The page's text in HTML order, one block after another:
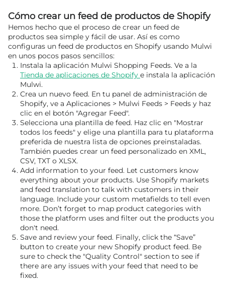
Cómo crear un feed de productos de Shopify
Hemos hecho que el proceso de crear un feed de
productos sea simple y fácil de usar. Así es como
configuras un feed de productos en Shopify usando Mulwi
en unos pocos pasos sencillos:
Instala la aplicación Mulwi Shopping Feeds. Ve a la
Tienda de aplicaciones de Shopify e instala la aplicación
Mulwi.
Crea un nuevo feed. En tu panel de administración de
Shopify, ve a Aplicaciones > Mulwi Feeds > Feeds y haz
clic en el botón "Agregar Feed".
Selecciona una plantilla de feed. Haz clic en "Mostrar
todos los feeds" y elige una plantilla para tu plataforma
preferida de nuestra lista de opciones preinstaladas.
También puedes crear un feed personalizado en XML,
CSV, TXT o XLSX.
Add information to your feed. Let customers know
everything about your products. Use Shopify markets
and feed translation to talk with customers in their
language. Include your custom metafields to tell even
more. Don’t forget to map product categories with
those the platform uses and filter out the products you
don't need.
Save and review your feed. Finally, click the “Save”
button to create your new Shopify product feed. Be
sure to check the "Quality Control" section to see if
there are any issues with your feed that need to be
fixed.